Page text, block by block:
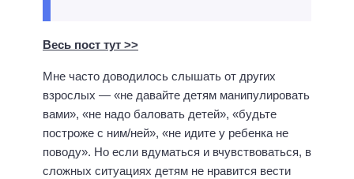
Весь пост тут >>
Мне часто доводилось слышать от других
взрослых — «не давайте детям манипулировать
вами», «не надо баловать детей», «будьте
построже с ним/ней», «не идите у ребенка не
поводу». Но если вдуматься и вчувствоваться, в
сложных ситуациях детям не нравится вести